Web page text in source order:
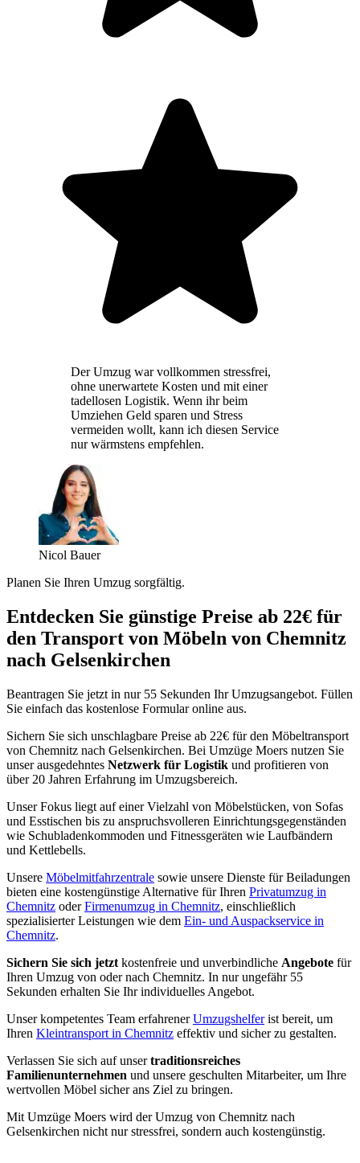
Der Umzug war vollkommen stressfrei,
ohne unerwartete Kosten und mit einer
tadellosen Logistik. Wenn ihr beim
Umziehen Geld sparen und Stress
vermeiden wollt, kann ich diesen Service
nur wärmstens empfehlen.
Nicol Bauer
Planen Sie Ihren Umzug sorgfältig.
Entdecken Sie günstige Preise ab 22€ für
den Transport von Möbeln von Chemnitz
nach Gelsenkirchen
Beantragen Sie jetzt in nur 55 Sekunden Ihr Umzugsangebot. Füllen
Sie einfach das kostenlose Formular online aus.
Sichern Sie sich unschlagbare Preise ab 22€ für den Möbeltransport
von Chemnitz nach Gelsenkirchen. Bei Umzüge Moers nutzen Sie
unser ausgedehntes Netzwerk für Logistik und profitieren von
über 20 Jahren Erfahrung im Umzugsbereich.
Unser Fokus liegt auf einer Vielzahl von Möbelstücken, von Sofas
und Esstischen bis zu anspruchsvolleren Einrichtungsgegenständen
wie Schubladenkommoden und Fitnessgeräten wie Laufbändern
und Kettlebells.
Unsere Möbelmitfahrzentrale sowie unsere Dienste für Beiladungen
bieten eine kostengünstige Alternative für Ihren Privatumzug in
Chemnitz oderFirmenumzug in Chemnitz, einschließlich
spezialisierter Leistungen wie dem Ein- und Auspackservice in
Chemnitz.
Sichern Sie sich jetzt kostenfreie und unverbindliche Angebote für
Ihren Umzug von oder nach Chemnitz. In nur ungefähr 55
Sekunden erhalten Sie Ihr individuelles Angebot.
Unser kompetentes Team erfahrenerUmzugshelferist bereit, um
Ihren Kleintransport in Chemnitz effektiv und sicher zu gestalten.
Verlassen Sie sich auf unsertraditionsreiches
Familienunternehmen und unsere geschulten Mitarbeiter, um Ihre
wertvollen Möbel sicher ans Ziel zu bringen.
Mit Umzüge Moers wird der Umzug von Chemnitz nach
Gelsenkirchen nicht nur stressfrei, sondern auch kostengünstig.